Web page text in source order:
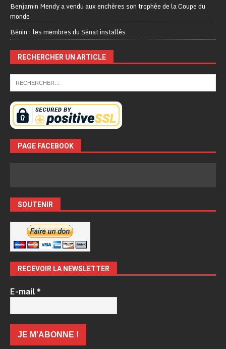
Benjamin Mendy a vendu aux enchères son trophée de la Coupe du
monde
Bénin : les membres du Sénat installés
RECHERCHER UN ARTICLE
PAGE FACEBOOK
SOUTENIR
RECEVOIR LA NEWSLETTER
E-mail*